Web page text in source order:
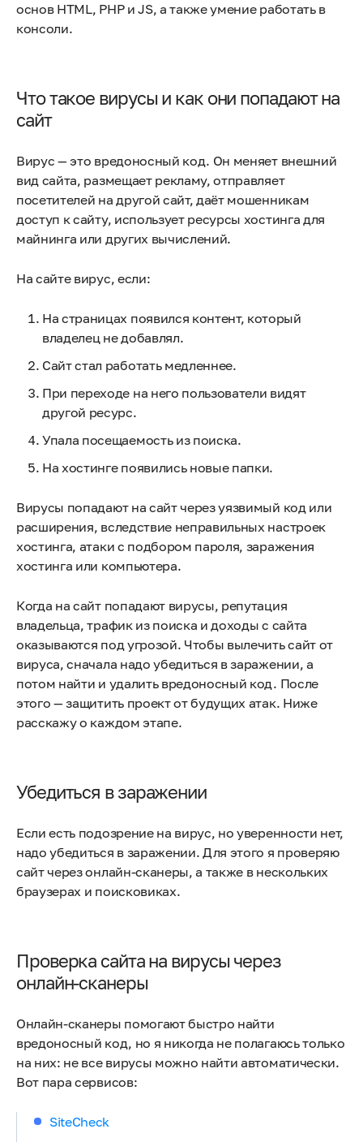
основ HTML, PHP и JS, а также умение работать в
консоли.
Что такое вирусы и как они попадают на
сайт
Вирус — это вредоносный код. Он меняет внешний
вид сайта, размещает рекламу, отправляет
посетителей на другой сайт, даёт мошенникам
доступ к сайту, использует ресурсы хостинга для
майнинга или других вычислений.
На сайте вирус, если:
На страницах появился контент, который
владелец не добавлял.
Сайт стал работать медленнее.
При переходе на него пользователи видят
другой ресурс.
Упала посещаемость из поиска.
На хостинге появились новые папки.
Вирусы попадают на сайт через уязвимый код или
расширения, вследствие неправильных настроек
хостинга, атаки с подбором пароля, заражения
хостинга или компьютера.
Когда на сайт попадают вирусы, репутация
владельца, трафик из поиска и доходы с сайта
оказываются под угрозой. Чтобы вылечить сайт от
вируса, сначала надо убедиться в заражении, а
потом найти и удалить вредоносный код. После
этого — защитить проект от будущих атак. Ниже
расскажу о каждом этапе.
Убедиться в заражении
Если есть подозрение на вирус, но уверенности нет,
надо убедиться в заражении. Для этого я проверяю
сайт через онлайн-сканеры, а также в нескольких
браузерах и поисковиках.
Проверка сайта на вирусы через
онлайн-сканеры
Онлайн-сканеры помогают быстро найти
вредоносный код, но я никогда не полагаюсь только
на них: не все вирусы можно найти автоматически.
Вот пара сервисов:
SiteCheck